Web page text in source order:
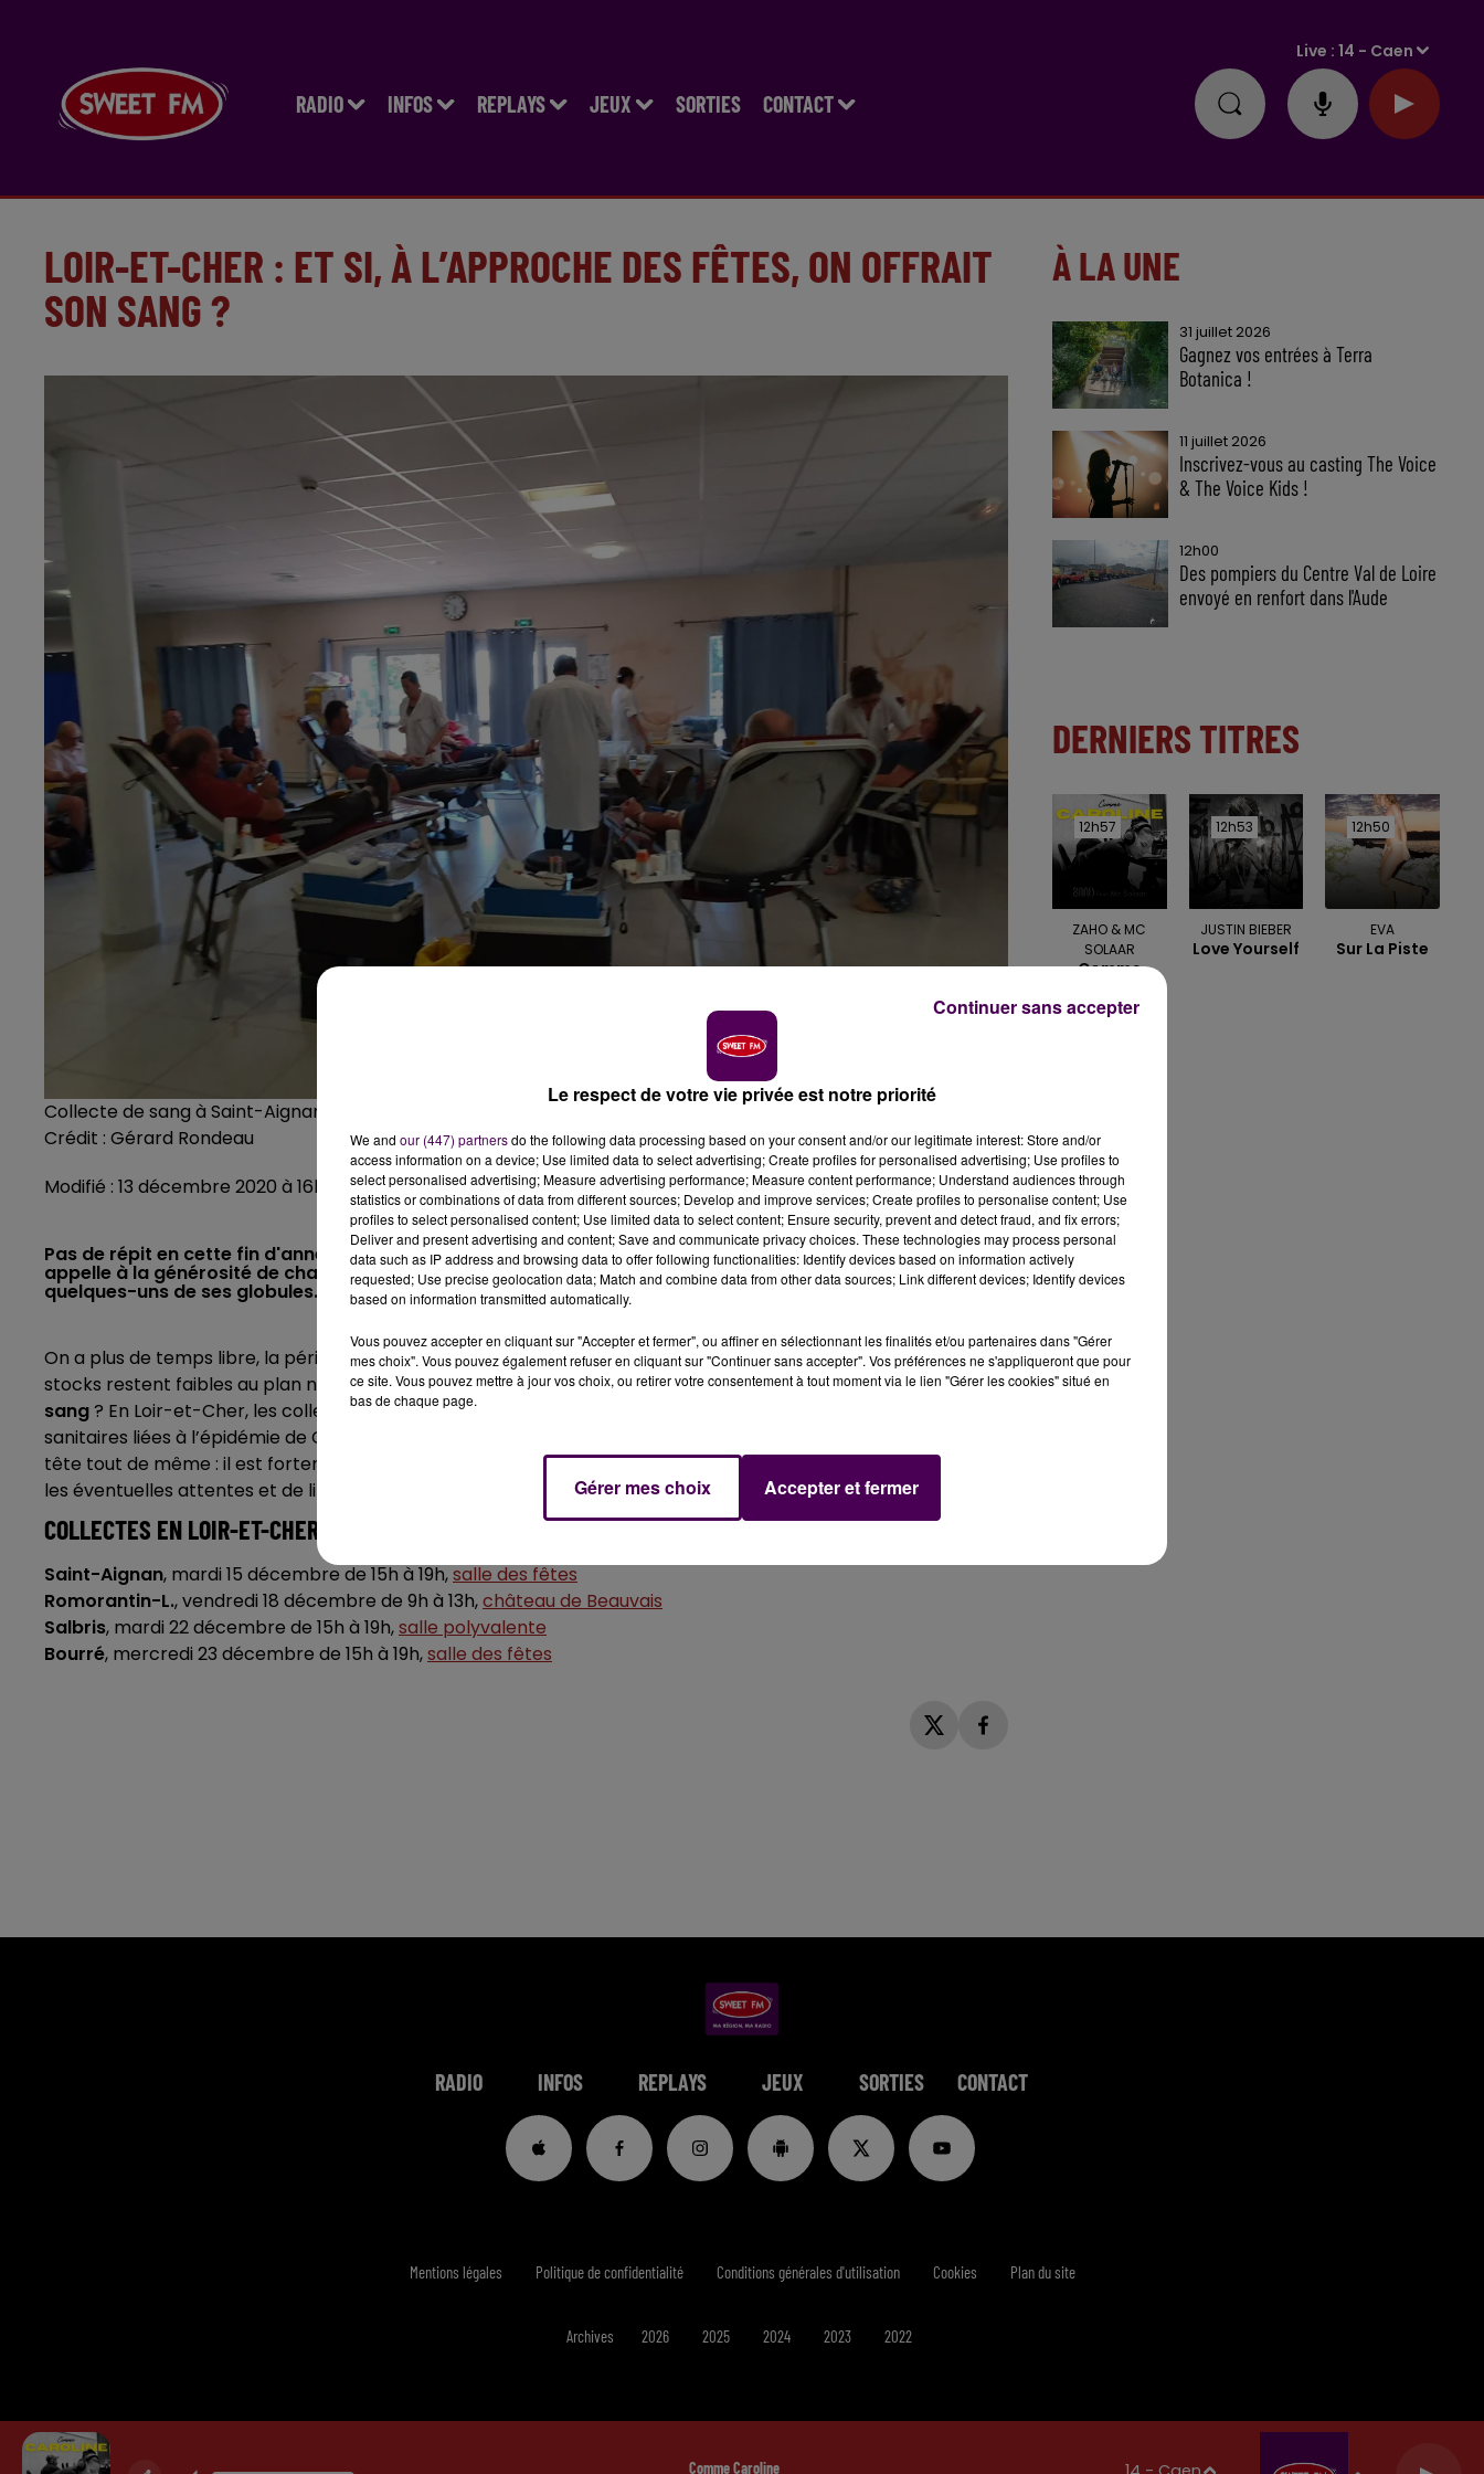
RADIO INFOS REPLAYS JEUX SORTIES CONTACT
Live :14 - Caen
LOIR-ET-CHER : ET SI, À L’APPROCHE DES FÊTES, ON OFFRAIT
SON SANG ?
Collecte de sang à Saint-Aignan
Crédit : Gérard Rondeau
Modifié : 13 décembre 2020 à 16h31 par La rédaction
Pas de répit en cette fin d'année : face à des besoins constants, l'Etablissement français du sang en
appelle à la générosité de chacun et répète que la crise sanitaire n'empêche absolument pas d'offrir
quelques-uns de ses globules.
On a plus de temps libre, la période est à la solidarité et aux cadeaux : à l’approche de Noël et alors que les
stocks restent faibles au plan national, pourquoi ne pas se réserver un petit créneau etoffrir un peu de son
sang? En Loir-et-Cher, les collectes mobiles ne s’arrêtent pas pour les fêtes et les règles de précautions
sanitaires liées à l’épidémie de Covid-19 n’interdisent en rien de faire la démarche. Un paramètre à avoir en
tête tout de même : il est fortement
conseillé de s’inscrire en ligneavant tout déplacement, histoire d’éviter
les éventuelles attentes et de limiter la promiscuité entre donneurs une fois sur place.
COLLECTES EN LOIR-ET-CHER
Saint-Aignan, mardi 15 décembre de 15h à 19h,salle des fêtes
Romorantin-L., vendredi 18 décembre de 9h à 13h,château de Beauvais
Salbris, mardi 22 décembre de 15h à 19h,salle polyvalente
Bourré, mercredi 23 décembre de 15h à 19h,salle des fêtes
À LA UNE
31 juillet 2026
Gagnez vos entrées à Terra
Botanica !
11 juillet 2026
Inscrivez-vous au casting The Voice
& The Voice Kids !
12h00
Des pompiers du Centre Val de Loire
envoyé en renfort dans l'Aude
DERNIERS TITRES
12h57
12h57
ZAHO & MC
SOLAAR
Comme
12h53
12h53
JUSTIN BIEBER
Love Yourself
12h50
12h50
EVA
Sur La Piste
RADIO INFOS REPLAYS JEUX SORTIES CONTACT
Comme Caroline
Mentions légales Politique de confidentialité Conditions générales d'utilisation Cookies Plan du site
Archives 2026 2025 2024 2023 2022
Le respect de votre vie privée est notre priorité
We and our (447) partnersdo the following data processing based on your consent and/or our legitimate interest: Store and/or
access information on a device; Use limited data to select advertising; Create profiles for personalised advertising; Use profiles to
select personalised advertising; Measure advertising performance; Measure content performance; Understand audiences through
statistics or combinations of data from different sources; Develop and improve services; Create profiles to personalise content; Use
profiles to select personalised content; Use limited data to select content; Ensure security, prevent and detect fraud, and fix errors;
Deliver and present advertising and content; Save and communicate privacy choices. These technologies may process personal
data such as IP address and browsing data to offer following functionalities: Identify devices based on information actively
requested; Use precise geolocation data; Match and combine data from other data sources; Link different devices; Identify devices
based on information transmitted automatically.
Vous pouvez accepter en cliquant sur "Accepter et fermer", ou affiner en sélectionnant les finalités et/ou partenaires dans "Gérer
mes choix". Vous pouvez également refuser en cliquant sur "Continuer sans accepter". Vos préférences ne s'appliqueront que pour
ce site. Vous pouvez mettre à jour vos choix, ou retirer votre consentement à tout moment via le lien "Gérer les cookies" situé en
bas de chaque page.
Gérer mes choix Accepter et fermer
Continuer sans accepter